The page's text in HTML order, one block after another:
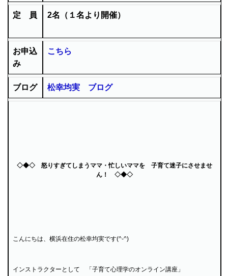
定 員 2名（１名より開催）
お申込
み
こちら
ブログ 松幸均実 ブログ
◇◆◇ 怒りすぎてしまうママ・忙しいママを 子育て迷子にさせませ
ん！ ◇◆◇
こんにちは、横浜在住の松幸均実です(^-^)
インストラクターとして 「子育て心理学のオンライン講座」